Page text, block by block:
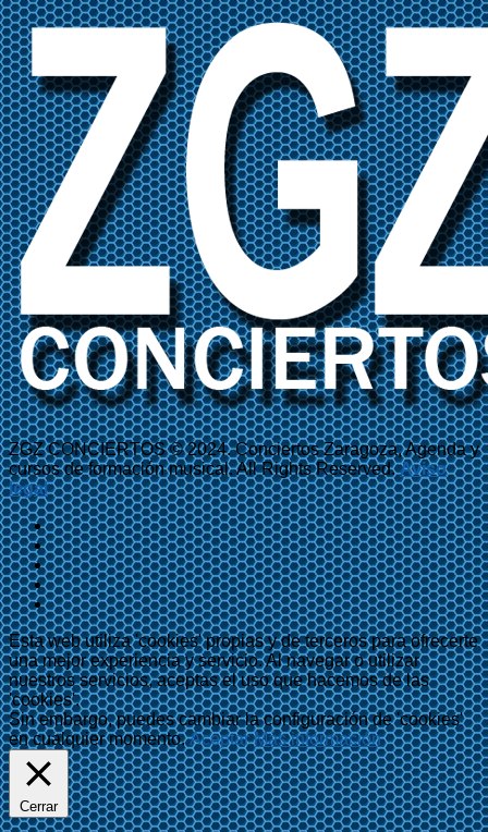
ZGZ CONCIERTOS © 2024. Conciertos Zaragoza, Agenda y
cursos de formación musical. All Rights Reserved.Aviso
legal
Esta web utiliza 'cookies' propias y de terceros para ofrecerte
una mejor experiencia y servicio. Al navegar o utilizar
nuestros servicios, aceptas el uso que hacemos de las
'cookies'.
Sin embargo, puedes cambiar la configuración de 'cookies'
en cualquier momento.Aceptar Más información
Cerrar